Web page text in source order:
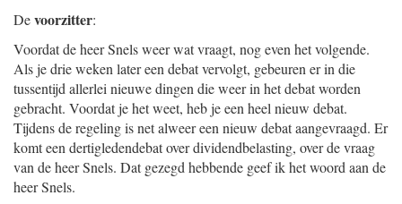
Devoorzitter:
Voordat de heer Snels weer wat vraagt, nog even het volgende.
Als je drie weken later een debat vervolgt, gebeuren er in die
tussentijd allerlei nieuwe dingen die weer in het debat worden
gebracht. Voordat je het weet, heb je een heel nieuw debat.
Tijdens de regeling is net alweer een nieuw debat aangevraagd. Er
komt een dertigledendebat over dividendbelasting, over de vraag
van de heer Snels. Dat gezegd hebbende geef ik het woord aan de
heer Snels.